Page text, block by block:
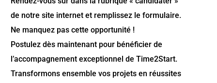
de notre site internet et remplissez le formulaire.
Ne manquez pas cette opportunité !
Postulez dès maintenant pour bénéficier de
l’accompagnement exceptionnel de Time2Start.
Transformons ensemble vos projets en réussites